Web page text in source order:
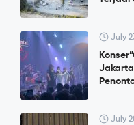
July
Jakarta
July